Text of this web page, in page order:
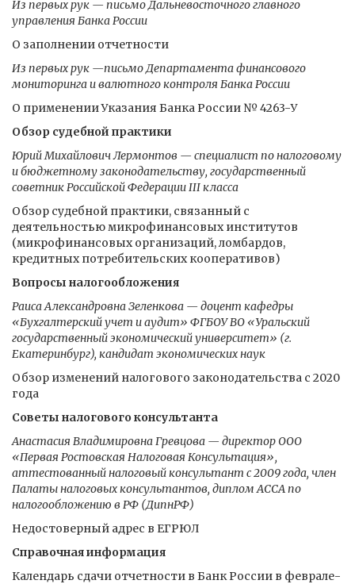
Из первых рук — письмо Дальневосточного главного
управления Банка России
О заполнении отчетности
Из первых рук —письмо Департамента финансового
мониторинга и валютного контроля Банка России
О применении Указания Банка России № 4263-У
Обзор судебной практики
Юрий Михайлович Лермонтов — специалист по налоговому
и бюджетному законодательству, государственный
советник Российской Федерации III класса
Обзор судебной практики, связанный с
деятельностью микрофинансовых институтов
(микрофинансовых организаций, ломбардов,
кредитных потребительских кооперативов)
Вопросы налогообложения
Раиса Александровна Зеленкова — доцент кафедры
«Бухгалтерский учет и аудит» ФГБОУ ВО «Уральский
государственный экономический университет» (г.
Екатеринбург), кандидат экономических наук
Обзор изменений налогового законодательства с 2020
года
Советы налогового консультанта
Анастасия Владимировна Гревцова — директор ООО
«Первая Ростовская Налоговая Консультация»,
аттестованный налоговый консультант с 2009 года, член
Палаты налоговых консультантов, диплом АССА по
налогообложению в РФ (ДипнРФ)
Недостоверный адрес в ЕГРЮЛ
Справочная информация
Календарь сдачи отчетности в Банк России в феврале-